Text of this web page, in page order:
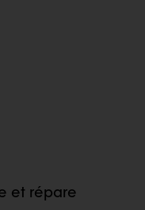
et répare